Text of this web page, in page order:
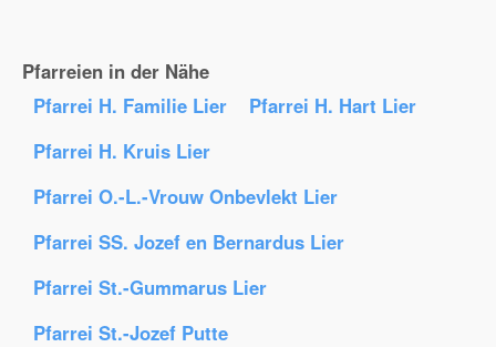
Pfarreien in der Nähe
Pfarrei H. Familie Lier
Pfarrei H. Hart Lier
Pfarrei H. Kruis Lier
Pfarrei O.-L.-Vrouw Onbevlekt Lier
Pfarrei SS. Jozef en Bernardus Lier
Pfarrei St.-Gummarus Lier
Pfarrei St.-Jozef Putte